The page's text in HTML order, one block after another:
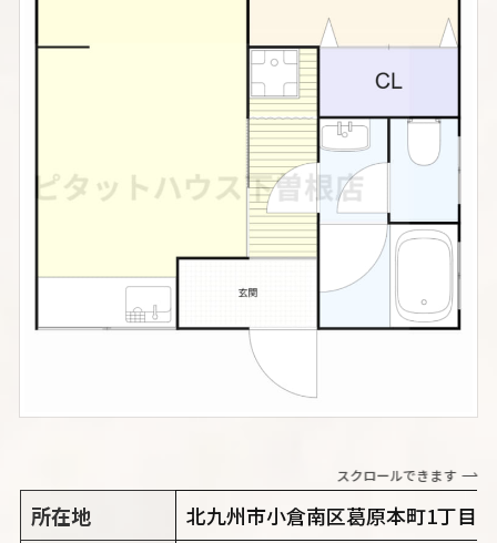
スクロールできます
所在地 北九州市小倉南区葛原本町1丁目